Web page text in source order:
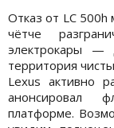
Отказ от LC
чётче
электрокары
территория
Lexus активно
анонсировал
платформе.